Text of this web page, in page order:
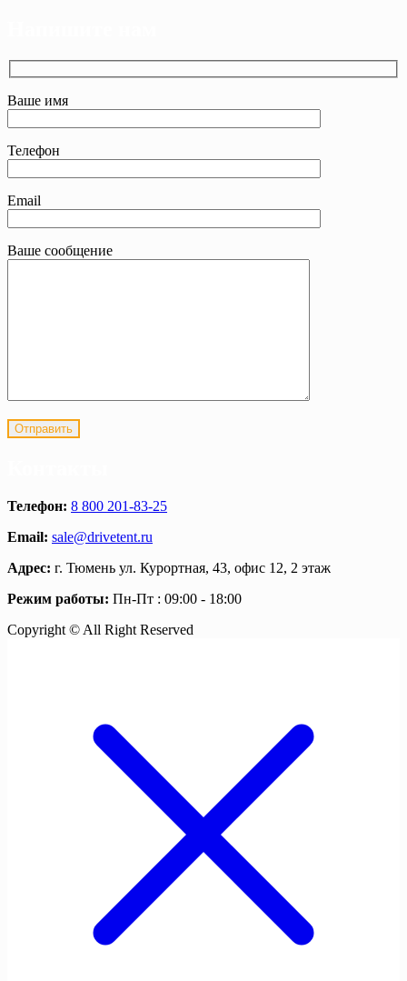
Ваше имя
Телефон
Email
Ваше сообщение
Телефон: 8 800 201-83-25
Email: sale@drivetent.ru
Адрес: г. Тюмень ул. Курортная, 43, офис 12, 2 этаж
Режим работы: Пн-Пт : 09:00 - 18:00
Copyright © All Right Reserved